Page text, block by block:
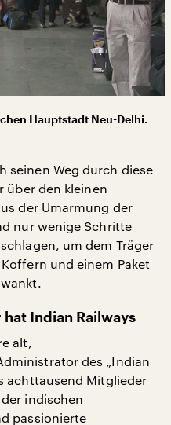
Hauptstadt Neu-Delhi.
seinen Weg durch diese
über den kleinen
der Umarmung der
nur wenige Schritte
um dem Träger
und einem Paket
Indian Railways
alt,
des „Indian
achttausend Mitglieder
indischen
passionierte